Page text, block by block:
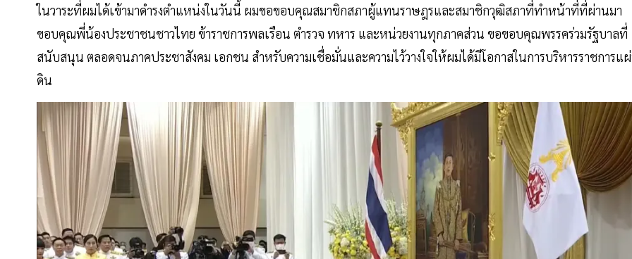
ในวาระที่ผมได้เข้ามาดำรงตำแหน่งในวันนี้ ผมขอขอบคุณสมาชิกสภาผู้แทนราษฎรและสมาชิกวุฒิสภาที่ทำหน้าที่ที่ผ่านมา
ขอบคุณพี่น้องประชาชนชาวไทย ข้าราชการพลเรือน ตำรวจ ทหาร และหน่วยงานทุกภาคส่วน ขอขอบคุณพรรคร่วมรัฐบาลที่
สนับสนุน ตลอดจนภาคประชาสังคม เอกชน สำหรับความเชื่อมั่นและความไว้วางใจให้ผมได้มีโอกาสในการบริหารราชการแ
ดิน